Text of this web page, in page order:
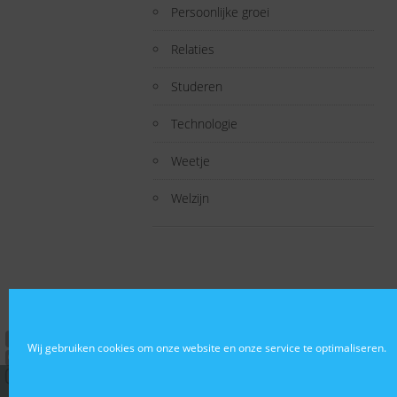
Wij gebruiken cookies om onze website en onze service te optimaliseren.
Persoonlijke groei
Relaties
Studeren
Technologie
Weetje
Welzijn